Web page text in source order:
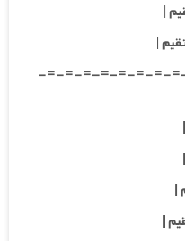
-=-=-=-=-=-=-=-